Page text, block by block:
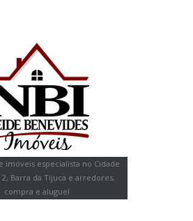
imóveis especialista no Cidade
2, Barra da Tijuca e arredores,
compra e aluguel